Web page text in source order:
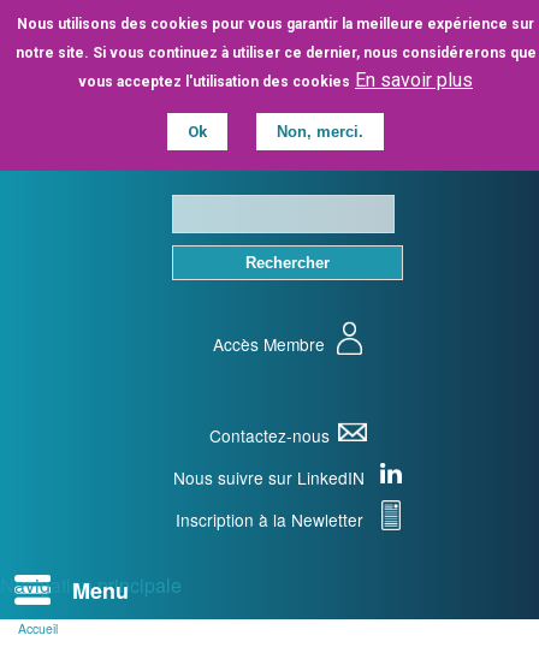
Nous utilisons des cookies pour vous garantir la meilleure expérience sur
notre site. Si vous continuez à utiliser ce dernier, nous considérerons que
vous acceptez l'utilisation des cookies En savoir plus
Ok Non, merci.
Aller
au
contenu
Accès Membre
Contactez-nous
Nous suivre sur LinkedIN
Inscription à la Newletter
Navigation principale
Accueil